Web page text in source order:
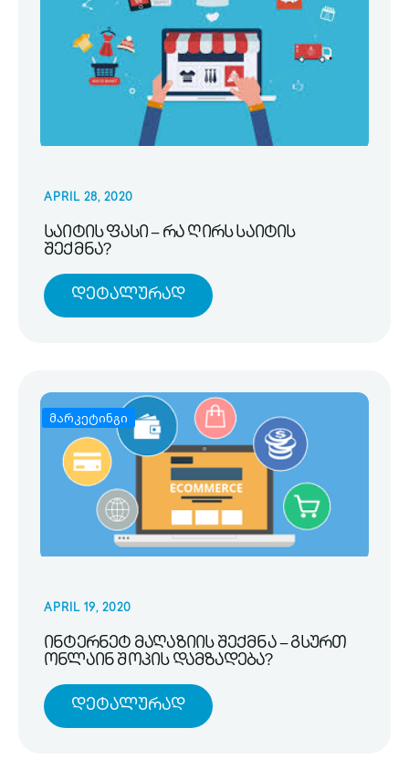
APRIL 28, 2020
საიტის ფასი – რა ღირს საიტის
შექმნა?
Დეტალურად
მარკეტინგი
APRIL 19, 2020
ინტერნეტ მაღაზიის შექმნა – გსურთ
ონლაინ შოპის დამზადება?
Დეტალურად